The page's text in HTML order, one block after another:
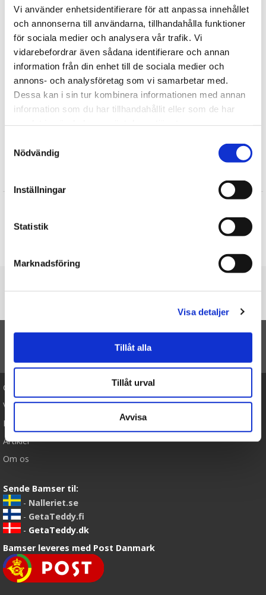
Vi använder enhetsidentifierare för att anpassa innehållet
och annonserna till användarna, tillhandahålla funktioner
för sociala medier och analysera vår trafik. Vi
vidarebefordrar även sådana identifierare och annan
information från din enhet till de sociala medier och
annons- och analysföretag som vi samarbetar med.
Dessa kan i sin tur kombinera informationen med annan
information som du har tillhandahållit eller som de har
Nödvändig
Inställningar
Statistik
Marknadsföring
Visa detaljer
Tillåt alla
Tillåt urval
Avvisa
Alle bamse dyr fra Keycraft er CE-mærket og testet i henhold til
EU EN 71 1/2/3. Vask: Kun håndvask, ikke tørretumbler.
Fortælle
Find mere
Keycraft Living Nature
Plysdyr
TIL TOP
Cookies
Varemærker
Købsvilkår
Artikler
Om os
Sende Bamser til:
- Nalleriet.se
- GetaTeddy.fi
- GetaTeddy.dk
Bamser leveres med Post Danmark